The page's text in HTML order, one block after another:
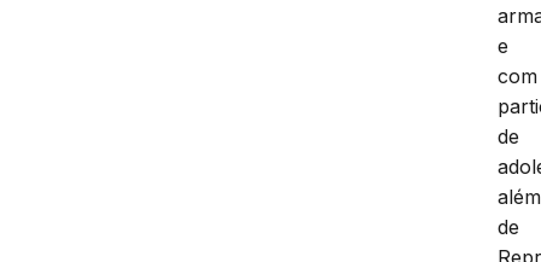
e
com
de
além
de